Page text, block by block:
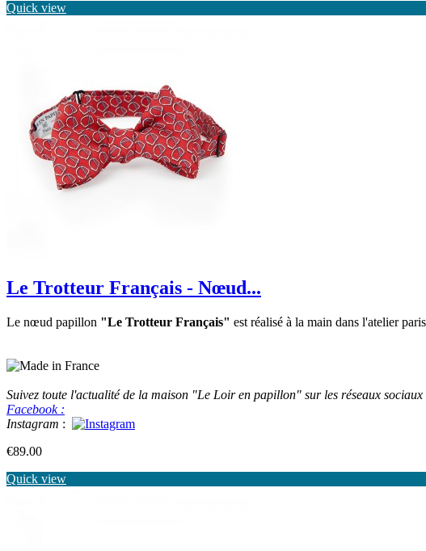
Quick view
Le Trotteur Français - Nœud...
Le nœud papillon "Le Trotteur Français" est réalisé à la main dans l'atelier
Suivez toute l'actualité de la maison "Le Loir en papillon" sur les réseaux sociaux
Facebook :
Instagram :
Price
€89.00
Quick view